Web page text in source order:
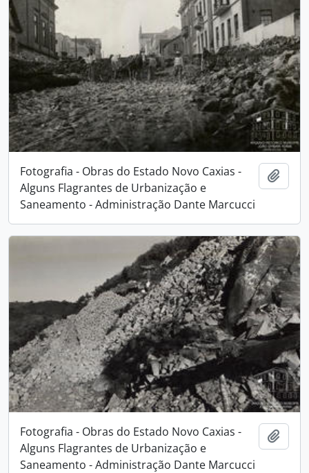
Fotografia - Obras do Estado Novo Caxias -
Alguns Flagrantes de Urbanização e
Saneamento - Administração Dante Marcucci
Fotografia - Obras do Estado Novo Caxias -
Alguns Flagrantes de Urbanização e
Saneamento - Administração Dante Marcucci